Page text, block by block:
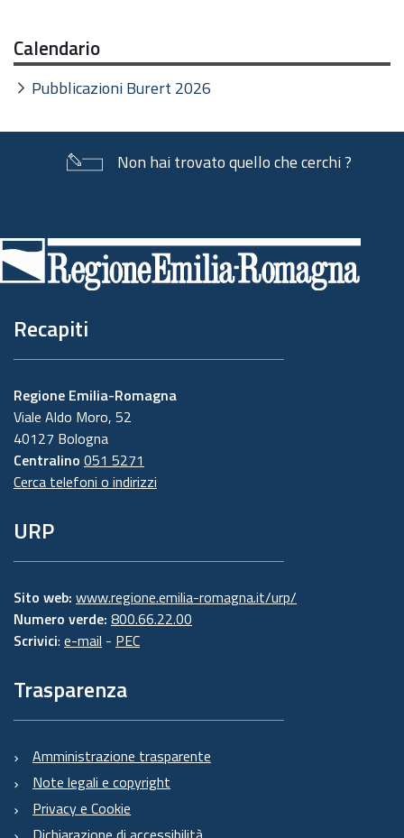
Calendario
Pubblicazioni Burert 2026
Non hai trovato quello che cerchi ?
di
pagina
Recapiti
Regione Emilia-Romagna
Viale Aldo Moro, 52
40127 Bologna
Centralino 051 5271
Cerca telefoni o indirizzi
URP
Sito web: www.regione.emilia-romagna.it/urp/
Numero verde: 800.66.22.00
Scrivici: e-mail - PEC
Trasparenza
Amministrazione trasparente
Note legali e copyright
Privacy e Cookie